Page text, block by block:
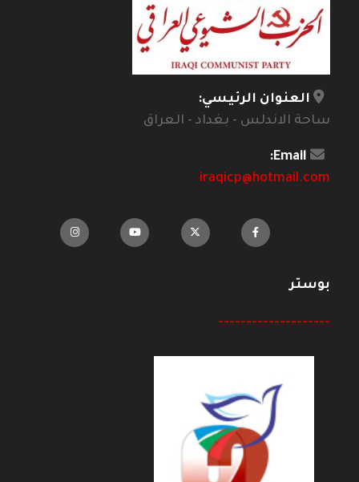
العنوان الرئيسي:
ساحة الاندلس - بغداد - العراق
Email:
iraqicp@hotmail.com
بوستر
--------------------